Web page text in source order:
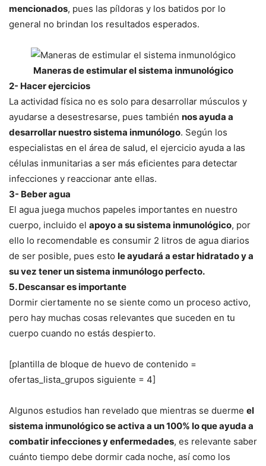
mencionados, pues las píldoras y los batidos por lo
general no brindan los resultados esperados.
Maneras de estimular el sistema inmunológico
2- Hacer ejercicios
La actividad física no es solo para desarrollar músculos y
ayudarse a desestresarse, pues también nos ayuda a
desarrollar nuestro sistema inmunólogo. Según los
especialistas en el área de salud, el ejercicio ayuda a las
células inmunitarias a ser más eficientes para detectar
infecciones y reaccionar ante ellas.
3- Beber agua
El agua juega muchos papeles importantes en nuestro
cuerpo, incluido el apoyo a su sistema inmunológico, por
ello lo recomendable es consumir 2 litros de agua diarios
de ser posible, pues esto le ayudará a estar hidratado y a
su vez tener un sistema inmunólogo perfecto.
5. Descansar es importante
Dormir ciertamente no se siente como un proceso activo,
pero hay muchas cosas relevantes que suceden en tu
cuerpo cuando no estás despierto.
[plantilla de bloque de huevo de contenido =
ofertas_lista_grupos siguiente = 4]
Algunos estudios han revelado que mientras se duerme el
sistema inmunológico se activa a un 100% lo que ayuda a
combatir infecciones y enfermedades, es relevante saber
cuánto tiempo debe dormir cada noche, así como los